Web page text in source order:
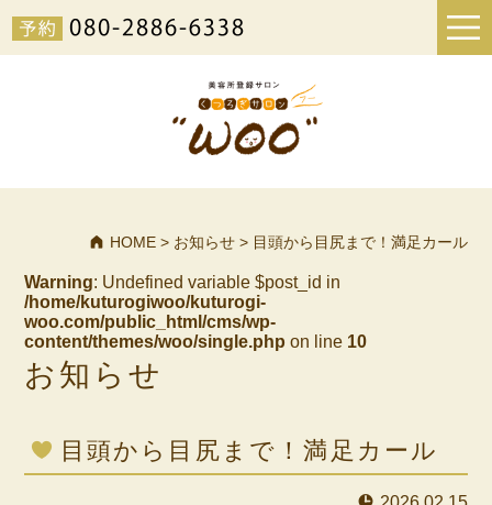
HOME> お知らせ> 目頭から目尻まで！満足カール
Warning: Undefined variable $post_id in
/home/kuturogiwoo/kuturogi-
woo.com/public_html/cms/wp-
content/themes/woo/single.php on line 10
お知らせ
目頭から目尻まで！満足カール